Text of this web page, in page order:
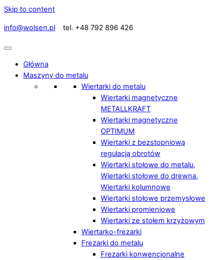
Skip to content
info@wolsen.pl tel. +48 792 896 426
Główna
Maszyny do metalu
Wiertarki do metalu
Wiertarki magnetyczne
METALLKRAFT
Wiertarki magnetyczne
OPTIMUM
Wiertarki z bezstopniową
regulacją obrotów
Wiertarki stołowe do metalu,
Wiertarki stołowe do drewna,
Wiertarki kolumnowe
Wiertarki stołowe przemysłowe
Wiertarki promieniowe
Wiertarki ze stołem krzyżowym
Wiertarko-frezarki
Frezarki do metalu
Frezarki konwencjonalne